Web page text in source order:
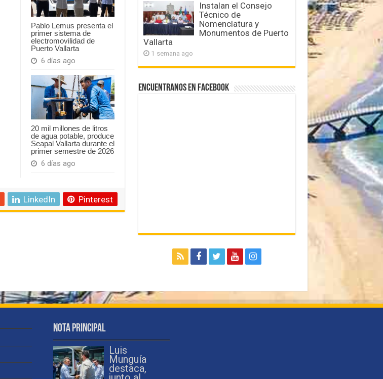
Pablo Lemus presenta el
primer sistema de
electromovilidad de
Puerto Vallarta
6 días ago
20 mil millones de litros
de agua potable, produce
Seapal Vallarta durante el
primer semestre de 2026
6 días ago
LinkedIn Pinterest
Instalan el Consejo
Técnico de
Nomenclatura y
Monumentos de Puerto
Vallarta
1 semana ago
Encuentranos en Facebook
Nota Principal
Luis
Munguía
destaca,